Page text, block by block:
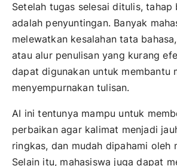
Setelah tugas selesai ditulis, tahap
adalah penyuntingan. Banyak
melewatkan kesalahan tata
atau alur penulisan yang kurang
dapat digunakan untuk membantu
menyempurnakan tulisan.
AI ini tentunya mampu untuk
perbaikan agar kalimat menjadi
ringkas, dan mudah dipahami oleh
Selain itu, mahasiswa juga dapat